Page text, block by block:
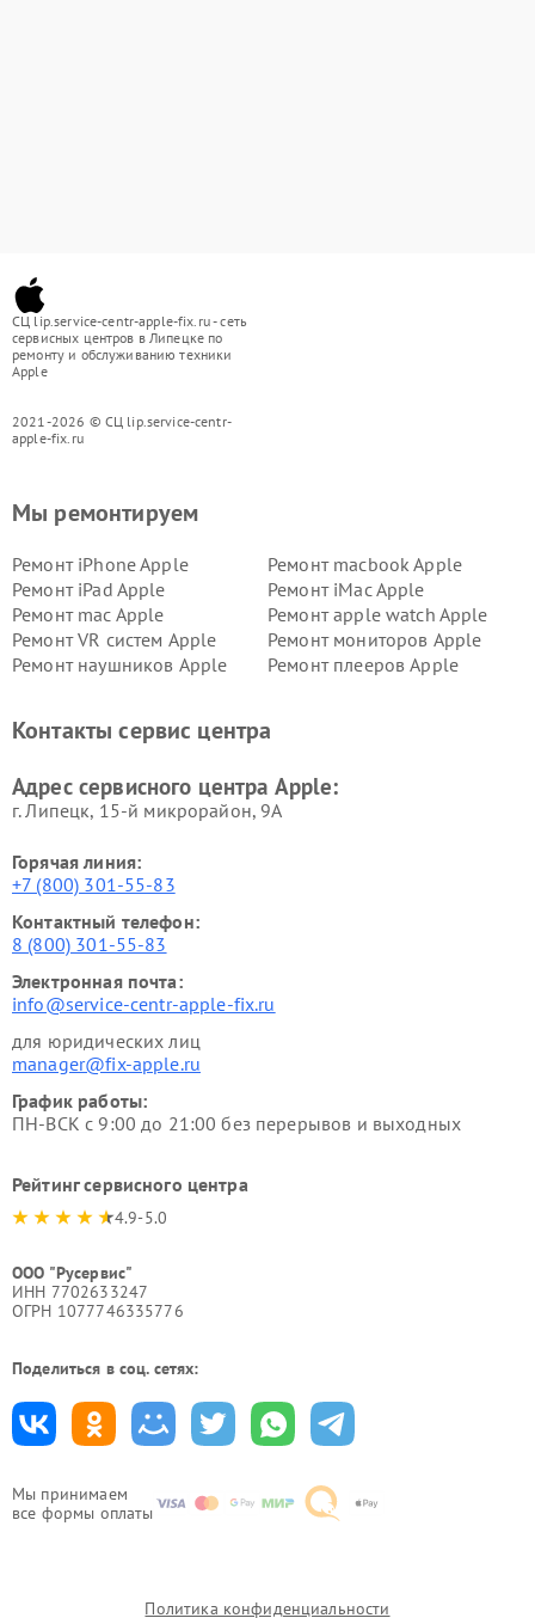
СЦ lip.service-centr-apple-fix.ru - сеть
сервисных центров в Липецке по
ремонту и обслуживанию техники
Apple
2021-2026 © СЦ lip.service-centr-
apple-fix.ru
Мы принимаем
все формы оплаты
Мы ремонтируем
Ремонт iPhone Apple
Ремонт macbook Apple
Ремонт iPad Apple
Ремонт iMac Apple
Ремонт mac Apple
Ремонт apple watch Apple
Ремонт VR систем Apple
Ремонт мониторов Apple
Ремонт наушников Apple
Ремонт плееров Apple
Контакты сервис центра
Адрес сервисного центра Apple:
г. Липецк, 15-й микрорайон, 9А
Горячая линия:
+7 (800) 301-55-83
Контактный телефон:
8 (800) 301-55-83
Электронная почта:
info@service-centr-apple-fix.ru
для юридических лиц
manager@fix-apple.ru
График работы:
ПН-ВСК с 9:00 до 21:00 без перерывов и выходных
Рейтинг сервисного центра
4.9-5.0
ООО "Русервис"
ИНН 7702633247
ОГРН 1077746335776
Поделиться в соц. сетях:
Политика конфиденциальности